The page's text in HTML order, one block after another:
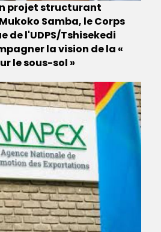
projet structurant
Samba, le Corps
de l'UDPS/Tshisekedi
la vision de la «
le sous-sol »